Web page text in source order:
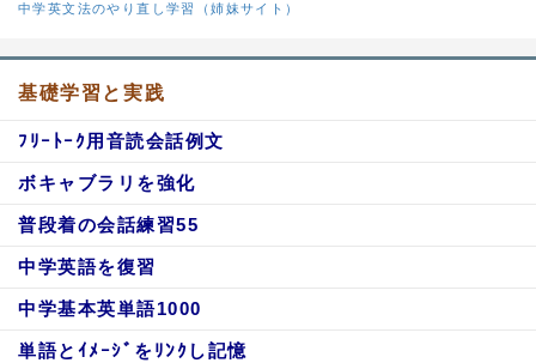
中学英文法のやり直し学習（姉妹サイト）
基礎学習と実践
ﾌﾘｰﾄｰｸ用音読会話例文
ボキャブラリを強化
普段着の会話練習55
中学英語を復習
中学基本英単語1000
単語とｲﾒｰｼﾞをﾘﾝｸし記憶